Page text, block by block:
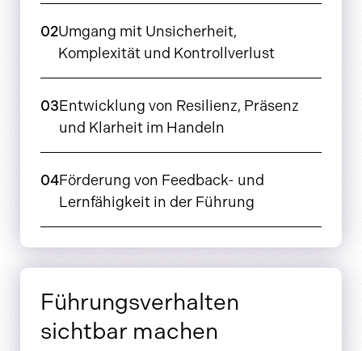
02Umgang mit Unsicherheit,
Komplexität und Kontrollverlust
03Entwicklung von Resilienz, Präsenz
und Klarheit im Handeln
04Förderung von Feedback- und
Lernfähigkeit in der Führung
Führungsverhalten
sichtbar machen